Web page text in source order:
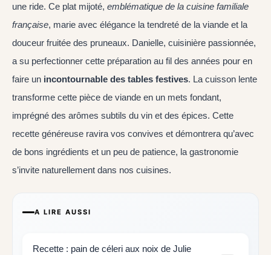
une ride. Ce plat mijoté, emblématique de la cuisine familiale
française, marie avec élégance la tendreté de la viande et la
douceur fruitée des pruneaux. Danielle, cuisinière passionnée,
a su perfectionner cette préparation au fil des années pour en
faire un incontournable des tables festives. La cuisson lente
transforme cette pièce de viande en un mets fondant,
imprégné des arômes subtils du vin et des épices. Cette
recette généreuse ravira vos convives et démontrera qu’avec
de bons ingrédients et un peu de patience, la gastronomie
s’invite naturellement dans nos cuisines.
A LIRE AUSSI
Recette : pain de céleri aux noix de Julie